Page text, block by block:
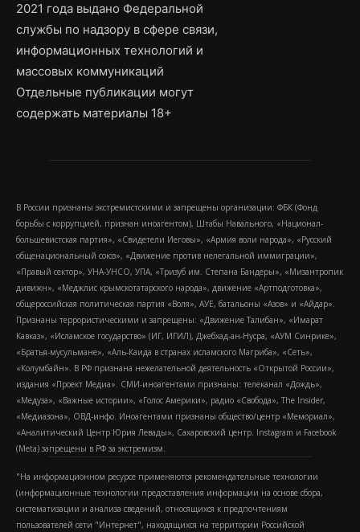
2021 года выдано Федеральной
службы по надзору в сфере связи,
информационных технологий и
массовых коммуникаций
Отдельные публикации могут
содержать материалы 18+
В России признаны экстремистскими и запрещены организации: ФБК (Фонд
борьбы с коррупцией, признан иноагентом), Штабы Навального, «Национал-
большевистская партия», «Свидетели Иеговы», «Армия воли народа», «Русский
общенациональный союз», «Движение против нелегальной иммиграции»,
«Правый сектор», УНА-УНСО, УПА, «Тризуб им. Степана Бандеры», «Мизантропик
дивижн», «Меджлис крымскотатарского народа», движение «Артподготовка»,
общероссийская политическая партия «Воля», АУЕ, батальоны «Азов» и «Айдар».
Признаны террористическими и запрещены: «Движение Талибан», «Имарат
Кавказ», «Исламское государство» (ИГ, ИГИЛ), Джебхад-ан-Нусра, «АУМ Синрике»,
«Братья-мусульмане», «Аль-Каида в странах исламского Магриба», «Сеть»,
«Колумбайн». В РФ признана нежелательной деятельность «Открытой России»,
издания «Проект Медиа». СМИ-иноагентами признаны: телеканал «Дождь»,
«Медуза», «Важные истории», «Голос Америки», радио «Свобода», The Insider,
«Медиазона», ОВД-инфо. Иноагентами признаны общество/центр «Мемориал»,
«Аналитический Центр Юрия Левады», Сахаровский центр. Instagram и Facebook
(Metа) запрещены в РФ за экстремизм.
"На информационном ресурсе применяются рекомендательные технологии
(информационные технологии предоставления информации на основе сбора,
систематизации и анализа сведений, относящихся к предпочтениям
пользователей сети "Интернет", находящихся на территории Российской